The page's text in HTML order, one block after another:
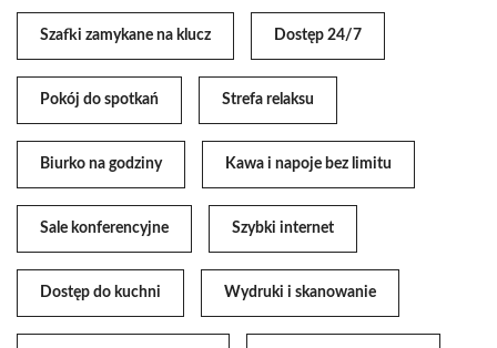
Szafki zamykane na klucz Dostęp 24/7
Pokój do spotkań Strefa relaksu
Biurko na godziny Kawa i napoje bez limitu
Sale konferencyjne Szybki internet
Dostęp do kuchni Wydruki i skanowanie